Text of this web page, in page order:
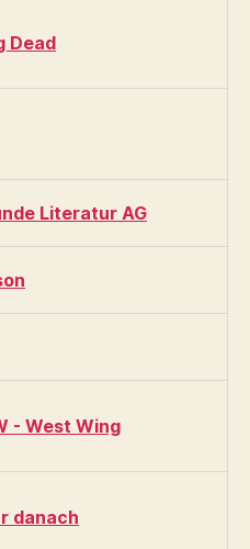
Dead
Literatur AG
- West Wing
danach